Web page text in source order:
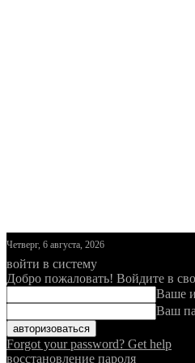
Четверг, 6 августа, 2026
войти в систему
Добро пожаловать! Войдите в
Ваше
Ваш
Forgot your password? Get help
восстановление пароля